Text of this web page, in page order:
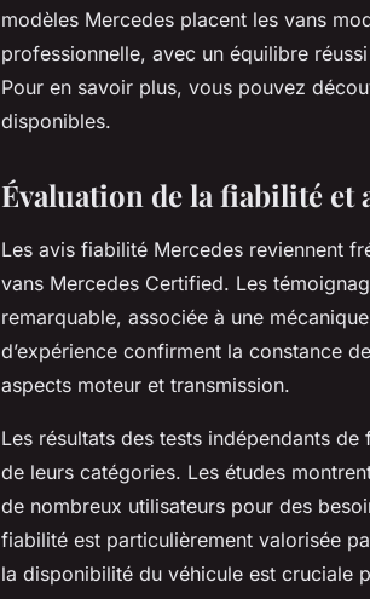
modèles Mercedes placent les vans
professionnelle, avec un équilibre
Pour en savoir plus, vous pouvez
disponibles.
Évaluation de la fiabilité et
Les avis fiabilité Mercedes reviennent
vans Mercedes Certified. Les
remarquable, associée à une
d’expérience confirment la constance
aspects moteur et transmission.
Les résultats des tests indépendants
de leurs catégories. Les études
de nombreux utilisateurs pour des
fiabilité est particulièrement valorisée
la disponibilité du véhicule est cruciale